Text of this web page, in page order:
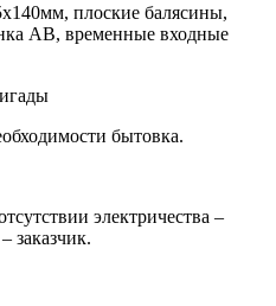
плоские балясины,
АВ, временные входные
бытовка.
электричества –
заказчик.